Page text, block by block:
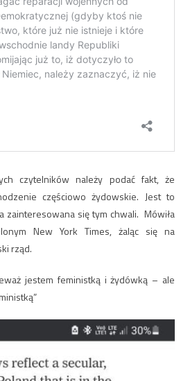
czytelników należy podać fakt, że
częściowo żydowskie. Jest to
zainteresowana się tym chwali. Mówiła
New York Times, żaląc się na
rząd.
jestem feministką i żydówką – ale